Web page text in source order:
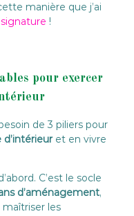
manière que j’ai
!
pour exercer
de 3 piliers pour
et en vivre
C’est le socle
d’aménagement,
maîtriser les